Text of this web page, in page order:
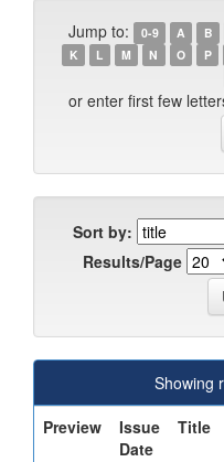
Jump to: 0-9 A B
K
L M N O P
or enter first few
Sort by:
Results/Page
Showing
Preview
Issue
Date
Title